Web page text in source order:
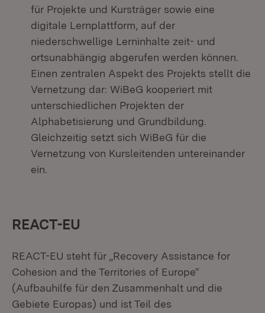
für Projekte und Kursträger sowie eine
digitale Lernplattform, auf der
niederschwellige Lerninhalte zeit- und
ortsunabhängig abgerufen werden können.
Einen zentralen Aspekt des Projekts stellt die
Vernetzung dar: WiBeG kooperiert mit
unterschiedlichen Projekten der
Alphabetisierung und Grundbildung.
Gleichzeitig setzt sich WiBeG für die
Vernetzung von Kursleitenden untereinander
ein.
REACT-EU
REACT-EU steht für „Recovery Assistance for
Cohesion and the Territories of Europe“
(Aufbauhilfe für den Zusammenhalt und die
Gebiete Europas) und ist Teil des